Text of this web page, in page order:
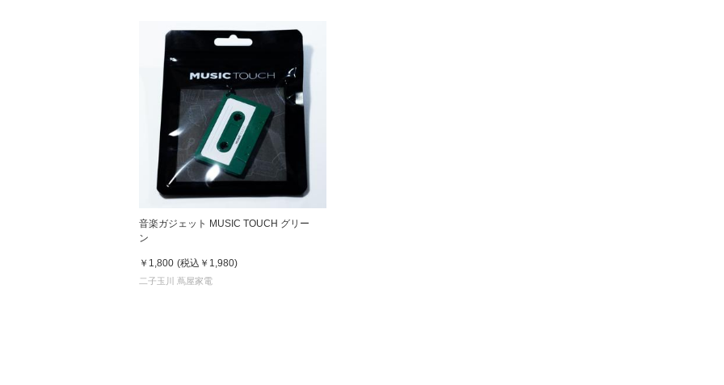
音楽ガジェット MUSIC TOUCH グリー
ン
￥1,800 (税込 ￥1,980)
二子玉川 蔦屋家電